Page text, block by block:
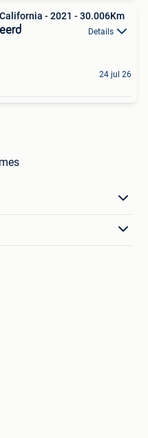
- 2021 - 30.006Km
Details
24 jul 26